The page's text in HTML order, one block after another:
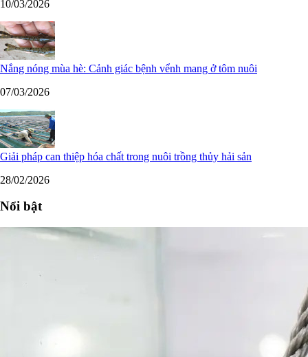
10/03/2026
Nắng nóng mùa hè: Cảnh giác bệnh vểnh mang ở tôm nuôi
07/03/2026
Giải pháp can thiệp hóa chất trong nuôi trồng thủy hải sản
28/02/2026
Nổi bật